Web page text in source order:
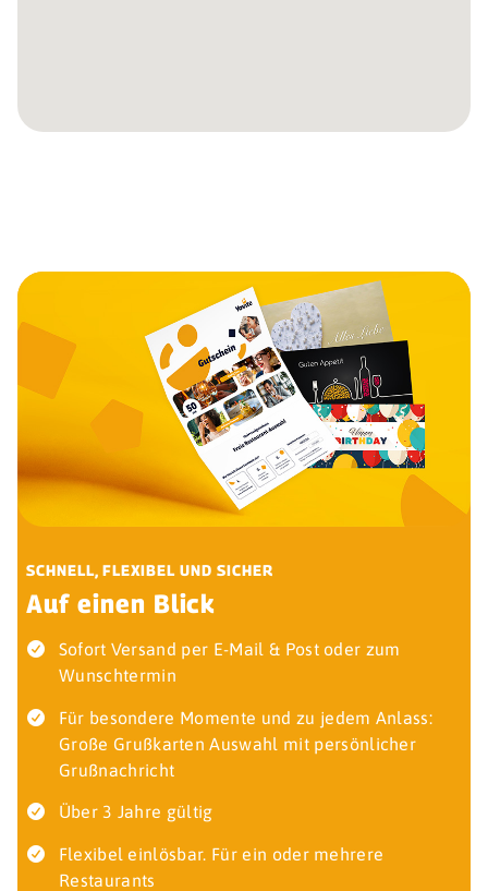
SCHNELL, FLEXIBEL UND SICHER
Auf einen Blick
Sofort Versand per E-Mail & Post oder zum
Wunschtermin
Für besondere Momente und zu jedem Anlass:
Große Grußkarten Auswahl mit persönlicher
Grußnachricht
Über 3 Jahre gültig
Flexibel einlösbar. Für ein oder mehrere
Restaurants